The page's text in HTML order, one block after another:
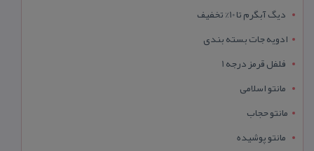
دیگ آبگرم تا 10% تخفیف
ادویه جات بسته بندی
فلفل قرمز درجه 1
مانتو اسلامی
مانتو حجاب
مانتو پوشیده